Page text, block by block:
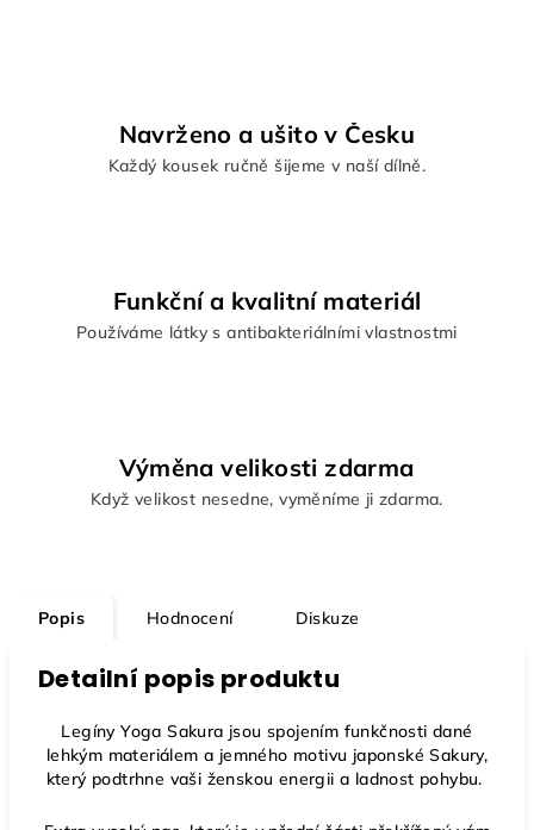
Navrženo a ušito v Česku
Každý kousek ručně šijeme v naší dílně.
Funkční a kvalitní materiál
Používáme látky s antibakteriálními vlastnostmi
Výměna velikosti zdarma
Když velikost nesedne, vyměníme ji zdarma.
Popis Hodnocení Diskuze
Detailní popis produktu
Legíny Yoga Sakura jsou spojením funkčnosti dané
lehkým materiálem a jemného motivu japonské Sakury,
který podtrhne vaši ženskou energii a ladnost pohybu.